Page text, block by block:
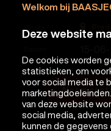
Welkom bij
Deze website
De cookies worden
statistieken, om
voor social media te
van deze website
social media,
kunnen de
Naam William
Neem